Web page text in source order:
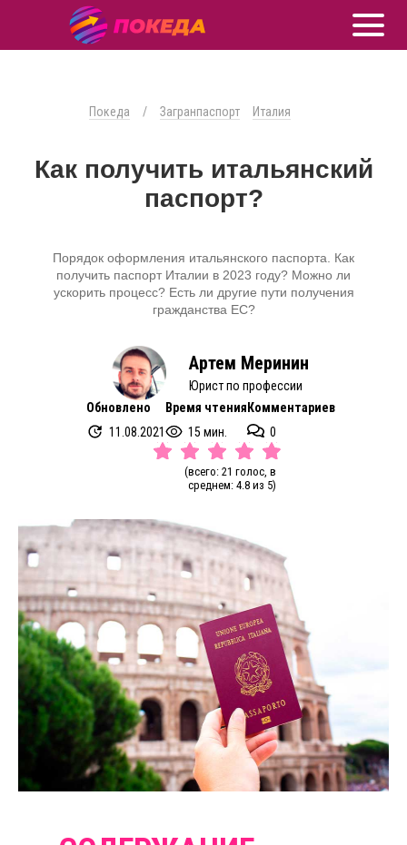
Покеда / Загранпаспорт Италия
Как получить итальянский
паспорт?
Порядок оформления итальянского паспорта. Как
получить паспорт Италии в 2023 году? Можно ли
ускорить процесс? Есть ли другие пути получения
гражданства ЕС?
Артем Меринин
Юрист по профессии
Обновлено
11.08.2021
Время чтения
15 мин.
Комментариев
0
(всего: 21 голос, в
среднем: 4.8 из 5)